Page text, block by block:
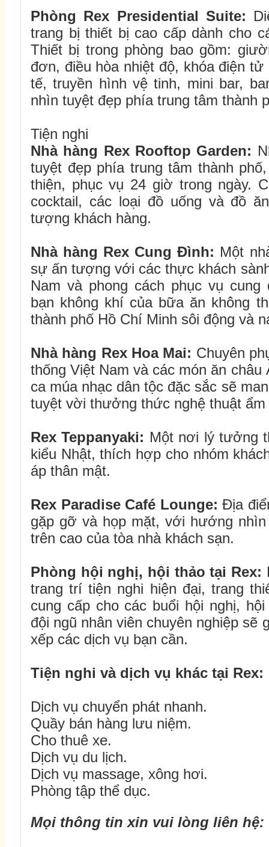
Phòng Rex Presidential Suite:
trang bị thiết bị cao cấp dành cho
Thiết bị trong phòng bao gồm:
đơn, điều hòa nhiệt độ, khóa điện
tế, truyền hình vệ tinh, mini bar,
nhìn tuyệt đẹp phía trung tâm thành
Tiện nghi
Nhà hàng Rex Rooftop Garden:
tuyệt đẹp phía trung tâm thành
thiện, phục vụ 24 giờ trong ngày.
cocktail, các loại đồ uống và đồ
tượng khách hàng.
Nhà hàng Rex Cung Đình: Một
sự ấn tượng với các thực khách
Nam và phong cách phục vụ
bạn không khí của bữa ăn không
thành phố Hồ Chí Minh sôi động và
Nhà hàng Rex Hoa Mai: Chuyên
thống Việt Nam và các món ăn
ca múa nhạc dân tộc đặc sắc sẽ
tuyệt vời thưởng thức nghệ thuật
RexTeppanyaki: Một nơi lý tưởng
kiểu Nhật, thích hợp cho nhóm
áp thân mật.
Rex Paradise Café Lounge: Địa
gặp gỡ và họp mặt, với hướng
trên cao của tòa nhà khách sạn.
Phòng hội nghị, hội thảo tại Rex:
trang trí tiện nghi hiện đại, trang
cung cấp cho các buổi hội nghị,
đội ngũ nhân viên chuyên nghiệp sẽ
xếp các dịch vụ bạn cần.
Tiện nghi và dịch vụ khác tại Rex:
Dịch vụ chuyển phát nhanh.
Quầy bán hàng lưu niệm.
Cho thuê xe.
Dịch vụ du lịch.
Dịch vụ massage, xông hơi.
Phòng tập thể dục.
Mọi thông tin xin vui lòng liên hệ: